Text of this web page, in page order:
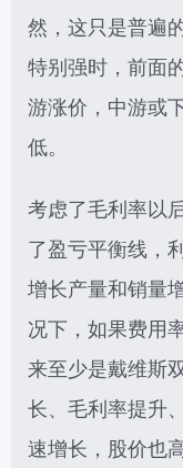
然，这只是普遍
特别强时，前面
游涨价，中游或
低。
考虑了毛利率以
了盈亏平衡线，
增长产量和销量
况下，如果费用
来至少是戴维斯
长、毛利率提升
速增长，股价也